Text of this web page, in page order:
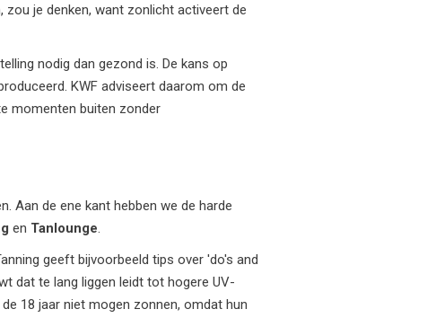
zou je denken, want zonlicht activeert de
nodig dan gezond is. De kans op
KWF adviseert daarom om de
momenten buiten zonder
Aan de ene kant hebben we de harde
en Tanlounge.
geeft bijvoorbeeld tips over 'do's and
dat te lang liggen leidt tot hogere UV-
18 jaar niet mogen zonnen, omdat hun